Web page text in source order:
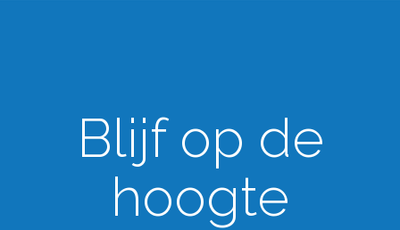
Blijf op de
hoogte